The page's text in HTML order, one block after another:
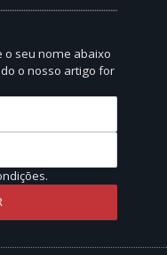
o seu nome abaixo
o nosso artigo for